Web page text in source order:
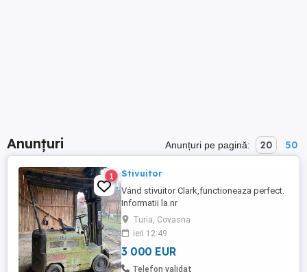
Anunțuri Anunțuri pe pagină: 20 50
1 Stivuitor
Vánd stivuitor Clark,functioneaza perfect.
Informatii la nr
Turia, Covasna
ieri 12:49
3 000 EUR
Telefon validat